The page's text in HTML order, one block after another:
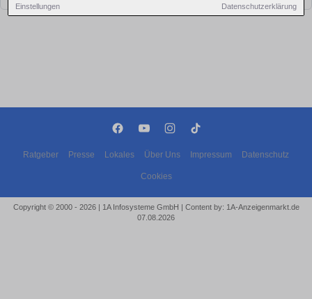
Einstellungen Datenschutzerklärung
Ratgeber Presse Lokales Über Uns Impressum Datenschutz
Cookies
Copyright © 2000 - 2026 | 1A Infosysteme GmbH | Content by: 1A-Anzeigenmarkt.de
07.08.2026